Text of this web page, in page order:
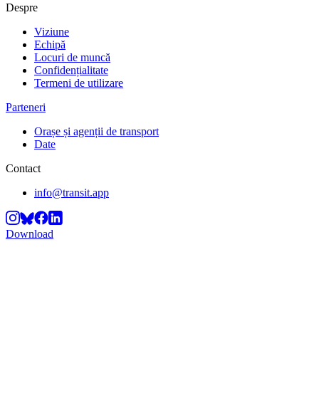
Despre
Viziune
Echipă
Locuri de muncă
Confidențialitate
Termeni de utilizare
Parteneri
Orașe și agenții de transport
Date
Contact
info@transit.app
Download